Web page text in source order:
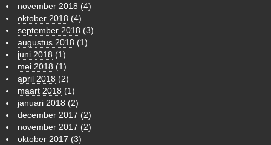
november 2018 (4)
oktober 2018 (4)
september 2018 (3)
augustus 2018 (1)
juni 2018 (1)
mei 2018 (1)
april 2018 (2)
maart 2018 (1)
januari 2018 (2)
december 2017 (2)
november 2017 (2)
oktober 2017 (3)